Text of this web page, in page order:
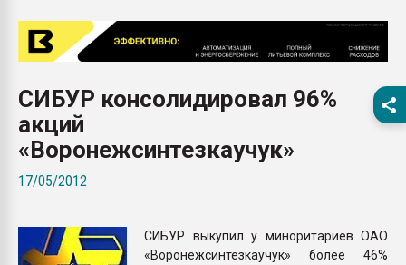
Продам отходы
поликарбоната и АБС-
26.07.2022 "Сибирский
Профильная
СИБУР консолидировал 96%
акций
«Воронежсинтезкаучук»
17/05/2012
СИБУР выкупил у миноритариев ОАО
«Воронежсинтезкаучук» более 46%